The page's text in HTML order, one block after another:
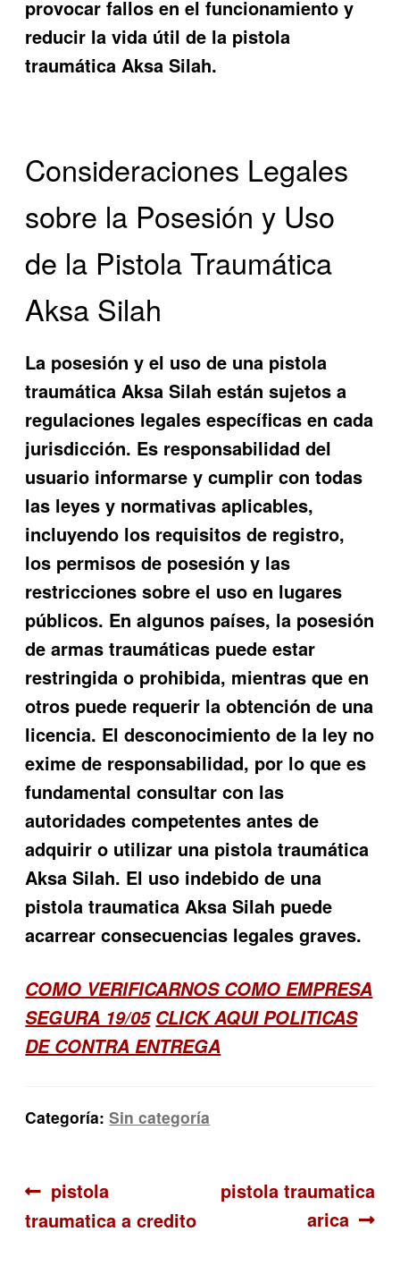
provocar fallos en el funcionamiento y
reducir la vida útil de la pistola
traumática Aksa Silah.
Consideraciones Legales
sobre la Posesión y Uso
de la Pistola Traumática
Aksa Silah
La posesión y el uso de una pistola
traumática Aksa Silah están sujetos a
regulaciones legales específicas en cada
jurisdicción. Es responsabilidad del
usuario informarse y cumplir con todas
las leyes y normativas aplicables,
incluyendo los requisitos de registro,
los permisos de posesión y las
restricciones sobre el uso en lugares
públicos. En algunos países, la posesión
de armas traumáticas puede estar
restringida o prohibida, mientras que en
otros puede requerir la obtención de una
licencia. El desconocimiento de la ley no
exime de responsabilidad, por lo que es
fundamental consultar con las
autoridades competentes antes de
adquirir o utilizar una pistola traumática
Aksa Silah. El uso indebido de una
pistola traumatica Aksa Silah puede
acarrear consecuencias legales graves.
COMO VERIFICARNOS COMO EMPRESA
SEGURA 19/05 CLICK AQUI POLITICAS
DE CONTRA ENTREGA
Categoría:Sin categoría
Navegación
de
Anterior:
pistola
traumatica a credito
Siguiente:
pistola traumatica
arica